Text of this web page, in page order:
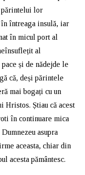
părintelui lor
în întreaga insulă, iar
în micul port al
al
și de nădejde le
că, deși părintele
mai bogați cu un
Hristos. Știau că acest
în continuare mica
asupra
aceasta, chiar din
acesta pământesc.